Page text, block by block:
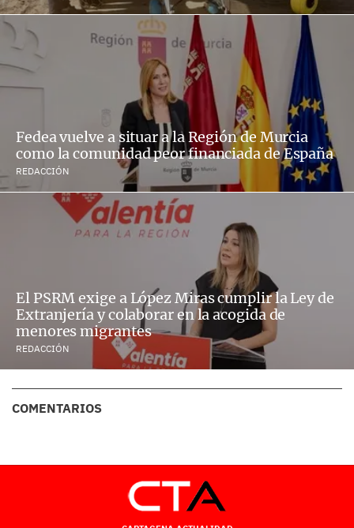
Fedea vuelve a situar a la Región de Murcia
como la comunidad peor financiada de España
REDACCIÓN
El PSRM exige a López Miras cumplir la Ley de
Extranjería y colaborar en la acogida de
menores migrantes
REDACCIÓN
COMENTARIOS